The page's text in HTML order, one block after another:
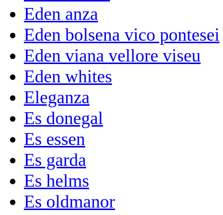
Eden anza
Eden bolsena vico pontesei
Eden viana vellore viseu
Eden whites
Eleganza
Es donegal
Es essen
Es garda
Es helms
Es oldmanor